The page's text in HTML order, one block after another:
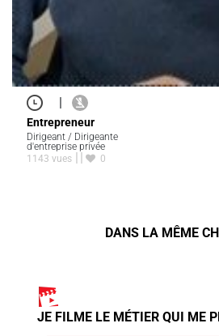
|
Entrepreneur
Dirigeant / Dirigeante
d'entreprise privée
1143 vues
0
DANS LA MÊME
JE FILME LE MÉTIER QUI ME